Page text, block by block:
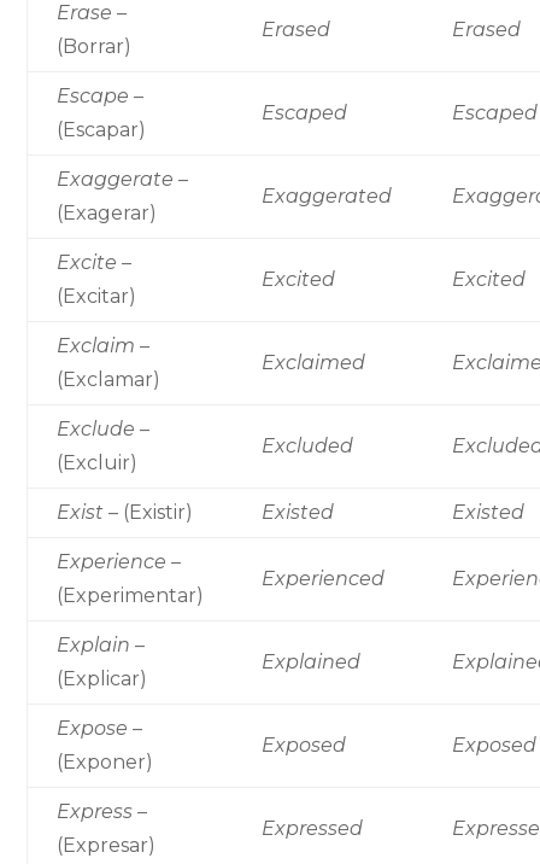
Erase –
(Borrar)
Erased Erased
Escape –
(Escapar)
Escaped Escaped
Exaggerate –
(Exagerar)
Exaggerated
Excite –
(Excitar)
Excited Excited
Exclaim –
(Exclamar)
Exclaimed
Exclude –
(Excluir)
Excluded
Exist – (Existir) Existed Existed
Experience –
(Experimentar)
Experienced
Explain –
(Explicar)
Explained
Expose –
(Exponer)
Exposed Exposed
Express –
(Expresar)
Expressed